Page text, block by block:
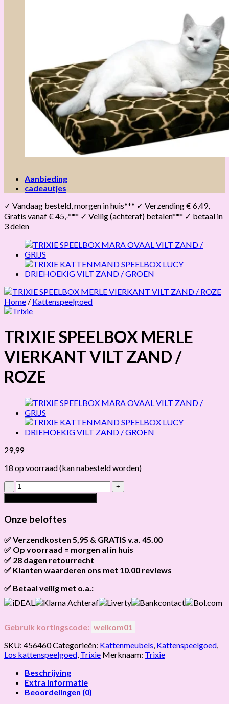
Aanbieding
cadeautjes
✓ Vandaag besteld, morgen in huis*** ✓ Verzending € 6,49,
Gratis vanaf € 45,-*** ✓ Veilig (achteraf) betalen*** ✓ betaal in
3 delen
Home / Kattenspeelgoed
TRIXIE SPEELBOX MERLE
VIERKANT VILT ZAND /
ROZE
29,99
18 op voorraad (kan nabesteld worden)
TRIXIE
SPEELBOX
MERLE
VIERKANT
VILT
/
ROZE
hoeveelheid
Onze beloftes
✅ Verzendkosten 5,95 & GRATIS v.a. 45.00
Brievenbus verzendingen zijn 3,95, een pakket 5,95 en
bestellingen v.a. 45,00 worden gratis verzonden.
✅ Op voorraad = morgen al in huis
Als het product op voorraad is en je bestelt vóór 13:00, wordt
hetvandaag nog verzonden.
✅ 28 dagen retourrecht
Niet tevreden? Geen probleem! Je hebt28 dagen
✅ Klanten waarderen ons met 10.00 reviews
✅ Betaal veilig met o.a.:
Gebruik kortingscode: welkom01
SKU: 456460Categorieën: Kattenmeubels Kattenspeelgoed
Los kattenspeelgoed Trixie Merknaam: Trixie
Beschrijving
Extra informatie
Beoordelingen (0)